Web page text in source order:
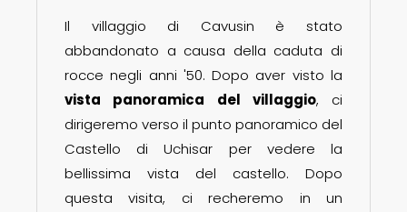
Il villaggio di Cavusin è stato
abbandonato a causa della caduta di
rocce negli anni '50. Dopo aver visto la
vista panoramica del villaggio, ci
dirigeremo verso il punto panoramico del
Castello di Uchisar per vedere la
bellissima vista del castello. Dopo
questa visita, ci recheremo in un